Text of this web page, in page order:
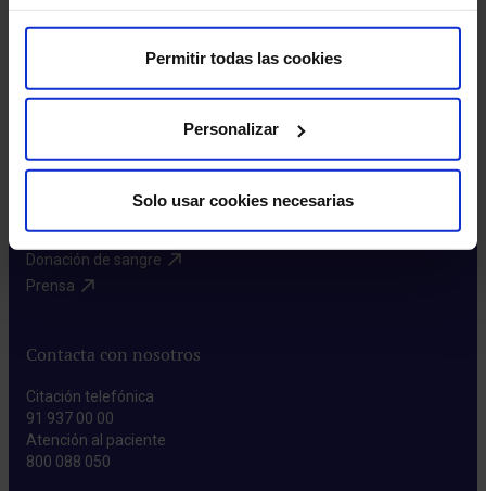
Permitir todas las cookies
Personalizar
Solo usar cookies necesarias
HM CINAC​
Enlaces de interés
Aseguradoras y mutuas​
Preguntas frecuentes​
Donación de sangre​
Prensa​
Contacta con nosotros
Citación telefónica
91 937 00 00
Atención al paciente
800 088 050